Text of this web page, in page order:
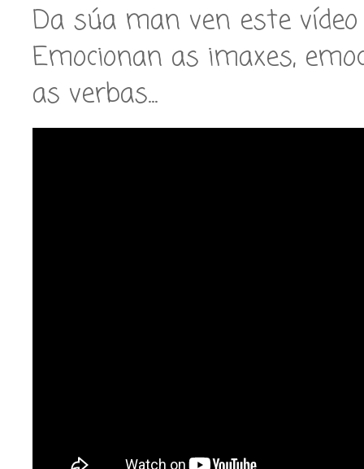
Da súa man ven este
Emocionan as imaxes,
as verbas...